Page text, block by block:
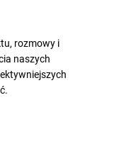
rozmowy i
naszych